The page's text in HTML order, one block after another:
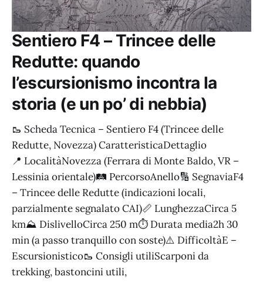
Sentiero F4 – Trincee delle
Redutte: quando
l’escursionismo incontra la
storia (e un po’ di nebbia)
🥾 Scheda Tecnica – Sentiero F4 (Trincee delle
Redutte, Novezza) CaratteristicaDettaglio
📍 LocalitàNovezza (Ferrara di Monte Baldo, VR –
Lessinia orientale)🛤️ PercorsoAnello🔢 SegnaviaF4
– Trincee delle Redutte (indicazioni locali,
parzialmente segnalato CAI)📏 LunghezzaCirca 5
km⛰️ DislivelloCirca 250 m⏱️ Durata media2h 30
min (a passo tranquillo con soste)⚠️ DifficoltàE –
Escursionistico🥾 Consigli utiliScarponi da
trekking, bastoncini utili,